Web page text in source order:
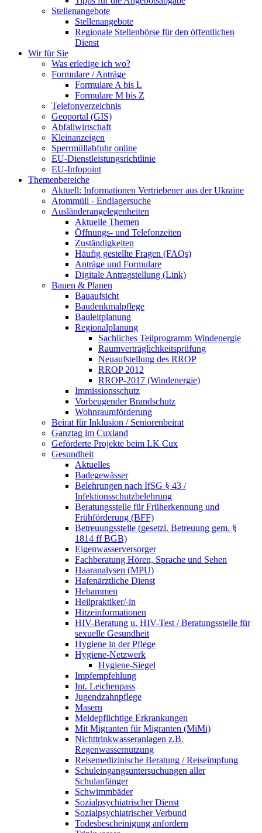
Stellenangebote
Stellenangebote
Regionale Stellenbörse für den öffentlichen
Dienst
Wir für Sie
Was erledige ich wo?
Formulare / Anträge
Formulare A bis L
Formulare M bis Z
Telefonverzeichnis
Geoportal (GIS)
Abfallwirtschaft
Kleinanzeigen
Sperrmüllabfuhr online
EU-Dienstleistungsrichtlinie
EU-Infopoint
Themenbereiche
Aktuell: Informationen Vertriebener aus der Ukraine
Atommüll - Endlagersuche
Ausländerangelegenheiten
Aktuelle Themen
Öffnungs- und Telefonzeiten
Zuständigkeiten
Häufig gestellte Fragen (FAQs)
Anträge und Formulare
Digitale Antragstellung (Link)
Bauen & Planen
Bauaufsicht
Baudenkmalpflege
Bauleitplanung
Regionalplanung
Sachliches Teilprogramm Windenergie
Raumverträglichkeitsprüfung
Neuaufstellung des RROP
RROP 2012
RROP-2017 (Windenergie)
Immissionsschutz
Vorbeugender Brandschutz
Wohnraumförderung
Beirat für Inklusion / Seniorenbeirat
Ganztag im Cuxland
Geförderte Projekte beim LK Cux
Gesundheit
Aktuelles
Badegewässer
Belehrungen nach IfSG § 43 /
Infektionsschutzbelehrung
Beratungsstelle für Früherkennung und
Frühförderung (BFF)
Betreuungsstelle (gesetzl. Betreuung gem. §
1814 ff BGB)
Eigenwasserversorger
Fachberatung Hören, Sprache und Sehen
Haaranalysen (MPU)
Hafenärztliche Dienst
Hebammen
Heilpraktiker/-in
Hitzeinformationen
HIV-Beratung u. HIV-Test / Beratungsstelle für
sexuelle Gesundheit
Hygiene in der Pflege
Hygiene-Netzwerk
Hygiene-Siegel
Impfempfehlung
Int. Leichenpass
Jugendzahnpflege
Masern
Meldepflichtige Erkrankungen
Mit Migranten für Migranten (MiMi)
Nichttrinkwasseranlagen z.B.
Regenwassernutzung
Reisemedizinische Beratung / Reiseimpfung
Schuleingangsuntersuchungen aller
Schulanfänger
Schwimmbäder
Sozialpsychiatrischer Dienst
Sozialpsychiatrischer Verbund
Todesbescheinigung anfordern